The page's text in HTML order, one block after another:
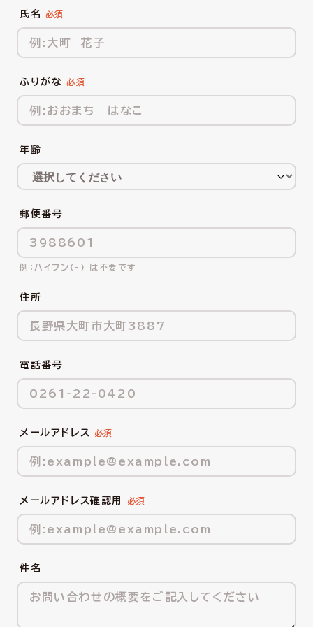
氏名
ふりがな
年齢
郵便番号
ハイフン(-) は不要です
住所
電話番号
メールアドレス
メールアドレス確認用
件名